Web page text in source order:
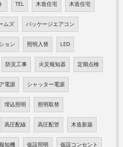
TEL 木造住宅 木造住宅
ムズ パッケージエアコン
ョン 照明入替 LED
防災工事 火災報知器 定期点検
電源 シャッター電源
埋込照明 照明取替
高圧配線 高圧配管 木造新築
知機 仮設照明 仮設コンセント